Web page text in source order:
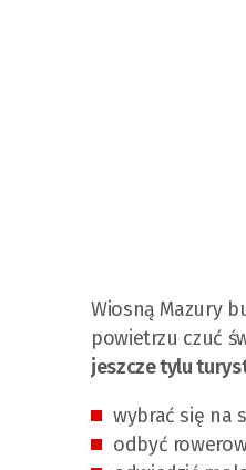
Wiosną Mazury
powietrzu czuć
jeszcze tylu
wybrać się na
odbyć